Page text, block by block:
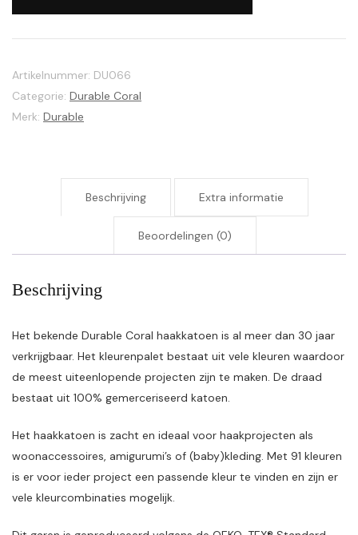
Artikelnummer: DU066
Categorie: Durable Coral
Merk: Durable
Beschrijving Extra informatie
Beoordelingen (0)
Beschrijving
Het bekende Durable Coral haakkatoen is al meer dan 30 jaar
verkrijgbaar. Het kleurenpalet bestaat uit vele kleuren waardoor
de meest uiteenlopende projecten zijn te maken. De draad
bestaat uit 100% gemerceriseerd katoen.
Het haakkatoen is zacht en ideaal voor haakprojecten als
woonaccessoires, amigurumi’s of (baby)kleding. Met 91 kleuren
is er voor ieder project een passende kleur te vinden en zijn er
vele kleurcombinaties mogelijk.